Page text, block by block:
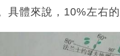
具體來說，10%左右